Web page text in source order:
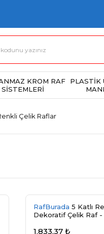
KROM RAF
SİSTEMLERİ
PLASTİK
Çelik Raflar
RafBurada
Dekoratif Çelik Raf -
1.833,37 ₺